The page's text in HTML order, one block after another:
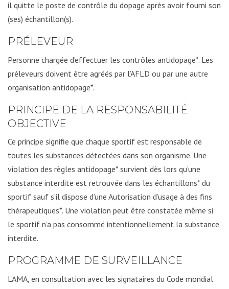
il quitte le poste de contrôle du dopage après avoir fourni son
(ses) échantillon(s).
PRÉLEVEUR
Personne chargée d’effectuer les contrôles antidopage*. Les
préleveurs doivent être agréés par l’AFLD ou par une autre
organisation antidopage*.
PRINCIPE DE LA RESPONSABILITÉ
OBJECTIVE
Ce principe signifie que chaque sportif est responsable de
toutes les substances détectées dans son organisme. Une
violation des règles antidopage* survient dès lors qu’une
substance interdite est retrouvée dans les échantillons* du
sportif sauf s’il dispose d’une Autorisation d’usage à des fins
thérapeutiques*. Une violation peut être constatée même si
le sportif n’a pas consommé intentionnellement la substance
interdite.
PROGRAMME DE SURVEILLANCE
L’AMA, en consultation avec les signataires du Code mondial